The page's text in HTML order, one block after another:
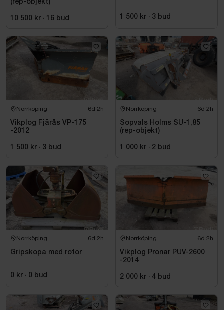
(rep-objekt)
10 500 kr · 16 bud 1 500 kr · 3 bud
Norrköping 6d 2h
Vikplog Fjärås VP-175
-2012
1 500 kr · 3 bud
Norrköping 6d 2h
Sopvals Holms SU-1,85
(rep-objekt)
1 000 kr · 2 bud
Norrköping 6d 2h
Gripskopa med rotor
0 kr · 0 bud
Norrköping 6d 2h
Vikplog Pronar PUV-2600
-2014
2 000 kr · 4 bud